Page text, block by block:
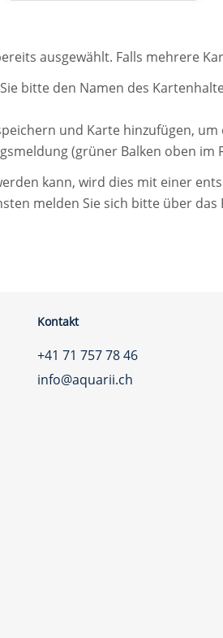
ausgewählt. Falls mehrere
bitte den Namen des
und Karte hinzufügen,
(grüner Balken oben
kann, wird dies mit einer
melden Sie sich bitte über
Kontakt
+41 71 757 78 46
info@aquarii.ch